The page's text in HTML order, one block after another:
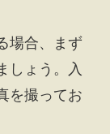
場合、まず
しょう。入
を撮ってお